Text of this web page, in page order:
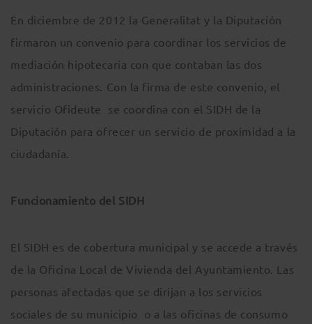
En diciembre de 2012 la Generalitat y la Diputación
firmaron un convenio para coordinar los servicios de
mediación hipotecaria con que contaban las dos
administraciones. Con la firma de este convenio, el
servicio Ofideute se coordina con el SIDH de la
Diputación para ofrecer un servicio de proximidad a la
ciudadanía.
Funcionamiento del SIDH
El SIDH es de cobertura municipal y se accede a través
de la Oficina Local de Vivienda del Ayuntamiento. Las
personas afectadas que se dirijan a los servicios
sociales de su municipio o a las oficinas de consumo